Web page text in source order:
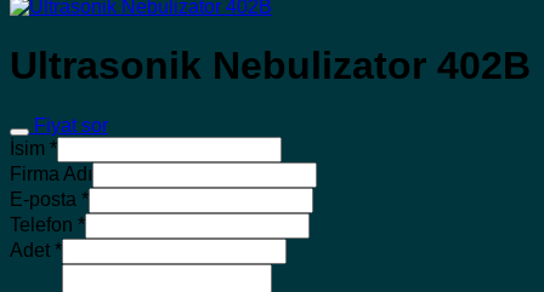
Ultrasonik Nebulizator 402B
Fiyat sor
İsim *
Firma Adı
E-posta *
Telefon *
Adet *